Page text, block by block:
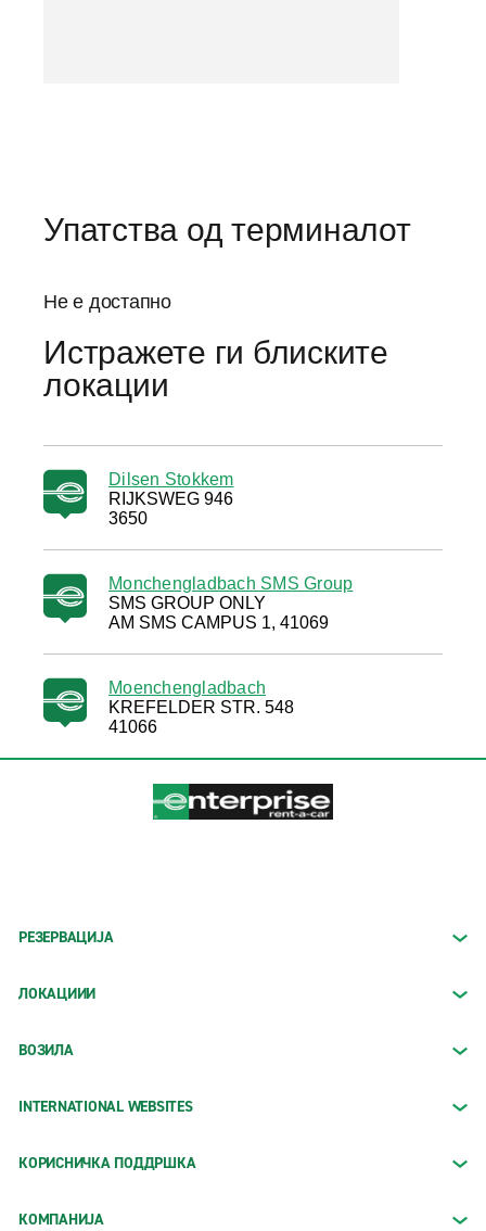
Упатства од терминалот
Не е достапно
Истражете ги блиските
локации
Dilsen Stokkem
RIJKSWEG 946
3650
Monchengladbach SMS Group
SMS GROUP ONLY
AM SMS CAMPUS 1, 41069
Moenchengladbach
KREFELDER STR. 548
41066
РЕЗЕРВАЦИЈА
ЛОКАЦИИИ
ВОЗИЛА
INTERNATIONAL WEBSITES
КОРИСНИЧКА ПОДДРШКА
КОМПАНИЈА